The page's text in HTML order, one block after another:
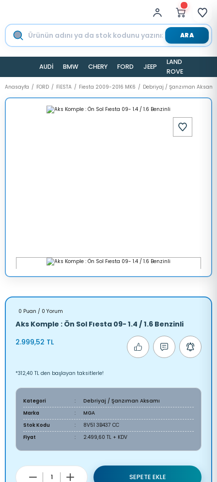
ARA
AUDİ BMW CHERY FORD JEEP
LAND
ROVER
Anasayfa FORD FİESTA Fiesta 2009-2016 MK6 Debriyaj / Şanzıman Aksamı
0 Puan / 0 Yorum
Aks Komple : Ön Sol Fıesta 09- 1.4 / 1.6 Benzinli
2.999,52 TL
*312,40 TL den başlayan taksitlerle!
Kategori
Debriyaj / Şanzıman Aksamı
Marka
MGA
Stok Kodu
8V51 3B437 CC
Fiyat
2.499,60 TL + KDV
SEPETE EKLE